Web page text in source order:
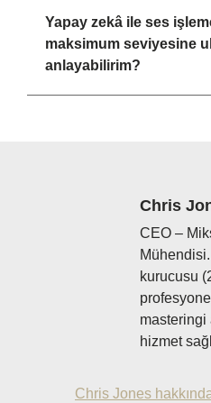
Yapay zekâ ile ses
maksimum seviyesine
anlayabilirim?
Chris
CEO –
kurucusu
masteringi
hizmet
Chris Jones